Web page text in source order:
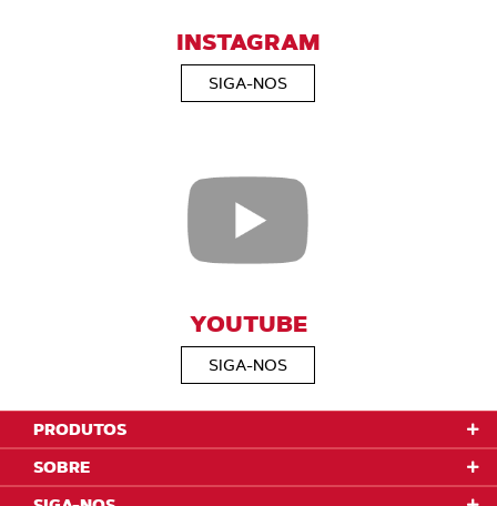
INSTAGRAM
SIGA-NOS
YOUTUBE
SIGA-NOS
PRODUTOS
SOBRE